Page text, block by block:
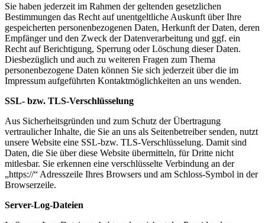
Sie haben jederzeit im Rahmen der geltenden gesetzlichen
Bestimmungen das Recht auf unentgeltliche Auskunft über Ihre
gespeicherten personenbezogenen Daten, Herkunft der Daten, deren
Empfänger und den Zweck der Datenverarbeitung und ggf. ein
Recht auf Berichtigung, Sperrung oder Löschung dieser Daten.
Diesbezüglich und auch zu weiteren Fragen zum Thema
personenbezogene Daten können Sie sich jederzeit über die im
Impressum aufgeführten Kontaktmöglichkeiten an uns wenden.
SSL- bzw. TLS-Verschlüsselung
Aus Sicherheitsgründen und zum Schutz der Übertragung
vertraulicher Inhalte, die Sie an uns als Seitenbetreiber senden, nutzt
unsere Website eine SSL-bzw. TLS-Verschlüsselung. Damit sind
Daten, die Sie über diese Website übermitteln, für Dritte nicht
mitlesbar. Sie erkennen eine verschlüsselte Verbindung an der
„https://“ Adresszeile Ihres Browsers und am Schloss-Symbol in der
Browserzeile.
Server-Log-Dateien